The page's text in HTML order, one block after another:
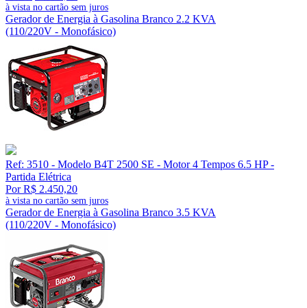
à vista no cartão sem juros
Gerador de Energia à Gasolina Branco 2.2 KVA
(110/220V - Monofásico)
Ref: 3510 - Modelo B4T 2500 SE - Motor 4 Tempos 6.5 HP -
Partida Elétrica
Por R$ 2.450,20
à vista no cartão sem juros
Gerador de Energia à Gasolina Branco 3.5 KVA
(110/220V - Monofásico)